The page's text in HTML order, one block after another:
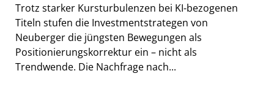
Trotz starker Kursturbulenzen bei KI-bezogenen
Titeln stufen die Investmentstrategen von
Neuberger die jüngsten Bewegungen als
Positionierungskorrektur ein – nicht als
Trendwende. Die Nachfrage nach...